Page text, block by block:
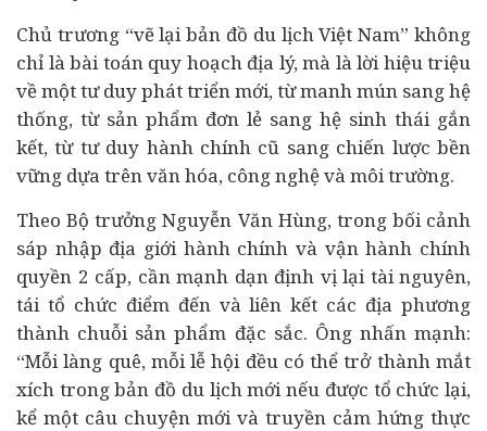
Chủ trương “vẽ lại bản đồ du lịch Việt Nam” không
chỉ là bài toán quy hoạch địa lý, mà là lời hiệu triệu
về một tư duy phát triển mới, từ manh mún sang hệ
thống, từ sản phẩm đơn lẻ sang hệ sinh thái gắn
kết, từ tư duy hành chính cũ sang chiến lược bền
vững dựa trên văn hóa, công nghệ và môi trường.
Theo Bộ trưởng Nguyễn Văn Hùng, trong bối cảnh
sáp nhập địa giới hành chính và vận hành chính
quyền 2 cấp, cần mạnh dạn định vị lại tài nguyên,
tái tổ chức điểm đến và liên kết các địa phương
thành chuỗi sản phẩm đặc sắc. Ông nhấn mạnh:
“Mỗi làng quê, mỗi lễ hội đều có thể trở thành mắt
xích trong bản đồ du lịch mới nếu được tổ chức lại,
kể một câu chuyện mới và truyền cảm hứng thực